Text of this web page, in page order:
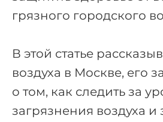
грязного городского
В этой статье
воздуха в Москве, его
о том, как следить за
загрязнения воздуха и